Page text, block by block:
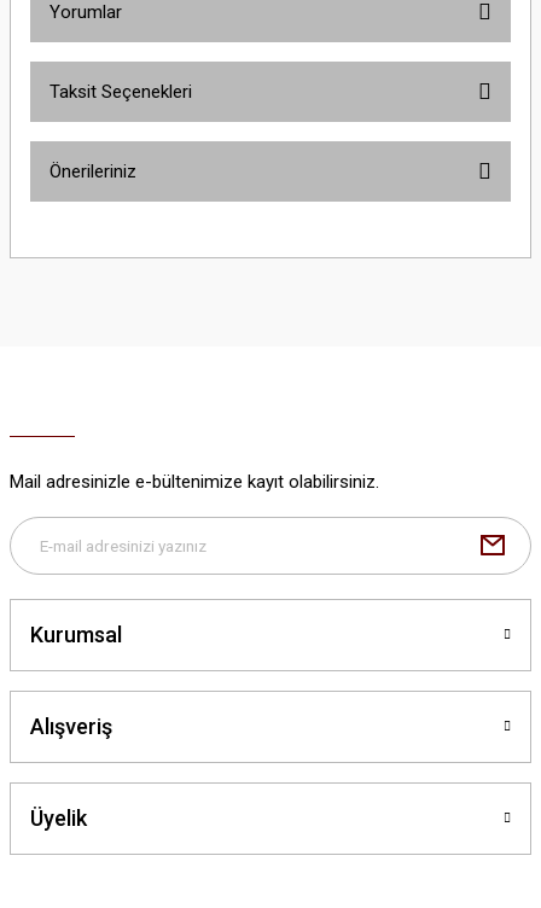
Yorumlar
Taksit Seçenekleri
Önerileriniz
yetersiz gördüğünüz noktaları öneri formunu kullanarak tarafımıza
Bu ürüne benzer farklı alternatifler olmalı.
Mail adresinizle e-bültenimize kayıt olabilirsiniz.
Kurumsal
Alışveriş
Üyelik